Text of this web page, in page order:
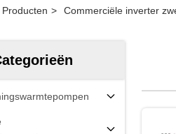
Producten > Commerciële inverter